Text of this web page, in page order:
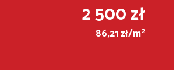
2 500 zł
86,21 zł/m2